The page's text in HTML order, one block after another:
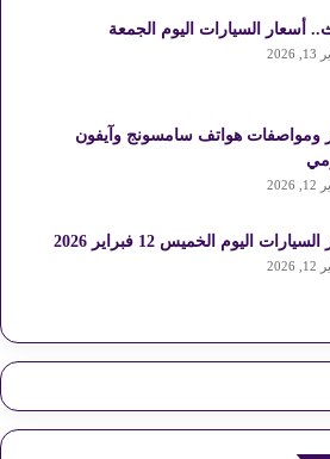
أسعار السيارات اليوم الجمعة
ومواصفات هواتف سامسونج وآيفون
اليوم الخميس 12 فبراير 2026